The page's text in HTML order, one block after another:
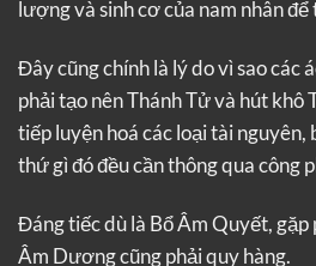
lượng và sinh cơ của nam nhân
Đây cũng chính là lý do vì sao các
phải tạo nên Thánh Tử và hút
tiếp luyện hoá các loại tài nguyên,
thứ gì đó đều cần thông qua công
Đáng tiếc dù là Bổ Âm Quyết, gặp
Âm Dương cũng phải quy hàng.